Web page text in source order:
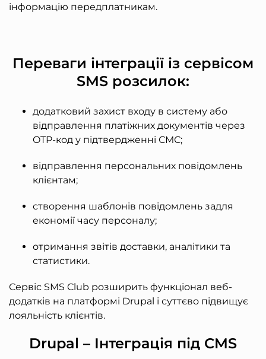
інформацію передплатникам.
Переваги інтеграції із сервісом
SMS розсилок:
додатковий захист входу в систему або
відправлення платіжних документів через
OTP-код у підтвердженні СМС;
відправлення персональних повідомлень
клієнтам;
створення шаблонів повідомлень задля
економії часу персоналу;
отримання звітів доставки, аналітики та
статистики.
Сервіс SMS Club розширить функціонал веб-
додатків на платформі Drupal і суттєво підвищує
лояльність клієнтів.
Drupal – Інтеграція під CMS